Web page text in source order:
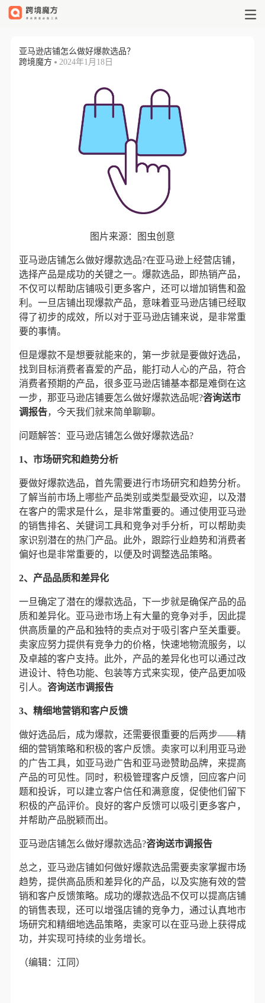
亚马逊店铺怎么做好爆款选品？
跨境魔方
2024年1月18日
图片来源：图虫创意
亚马逊店铺怎么做好爆款选品?在亚马逊上经营店铺，
选择产品是成功的关键之一。爆款选品，即热销产品，
不仅可以帮助店铺吸引更多客户，还可以增加销售和盈
利。一旦店铺出现爆款产品，意味着亚马逊店铺已经取
得了初步的成效，所以对于亚马逊店铺来说，是非常重
要的事情。
但是爆款不是想要就能来的，第一步就是要做好选品，
找到目标消费者喜爱的产品，能打动人心的产品，符合
消费者预期的产品，很多亚马逊店铺基本都是难倒在这
一步，那亚马逊店铺要怎么做好爆款选品呢?咨询送市
调报告， 今天我们就来简单聊聊。
问题解答：亚马逊店铺怎么做好爆款选品?
1、市场研究和趋势分析
要做好爆款选品，首先需要进行市场研究和趋势分析。
了解当前市场上哪些产品类别或类型最受欢迎，以及潜
在客户的需求是什么，是非常重要的。通过使用亚马逊
的销售排名、关键词工具和竞争对手分析，可以帮助卖
家识别潜在的热门产品。此外，跟踪行业趋势和消费者
偏好也是非常重要的，以便及时调整选品策略。
2、产品品质和差异化
一旦确定了潜在的爆款选品，下一步就是确保产品的品
质和差异化。亚马逊市场上有大量的竞争对手，因此提
供高质量的产品和独特的卖点对于吸引客户至关重要。
卖家应努力提供有竞争力的价格，快速地物流服务，以
及卓越的客户支持。此外，产品的差异化也可以通过改
进设计、特色功能、包装等方式来实现，使产品更加吸
引人。 咨询送市调报告
3、精细地营销和客户反馈
做好选品后，成为爆款，还需要很重要的后两步——精
细的营销策略和积极的客户反馈。卖家可以利用亚马逊
的广告工具，如亚马逊广告和亚马逊赞助品牌，来提高
产品的可见性。同时，积极管理客户反馈，回应客户问
题和投诉，可以建立客户信任和满意度，促使他们留下
积极的产品评价。良好的客户反馈可以吸引更多客户，
并帮助产品脱颖而出。
亚马逊店铺怎么做好爆款选品?咨询送市调报告
总之，亚马逊店铺如何做好爆款选品需要卖家掌握市场
趋势，提供高品质和差异化的产品，以及实施有效的营
销和客户反馈策略。成功的爆款选品不仅可以提高店铺
的销售表现，还可以增强店铺的竞争力，通过认真地市
场研究和精细地选品策略，卖家可以在亚马逊上获得成
功，并实现可持续的业务增长。
（编辑：江同）